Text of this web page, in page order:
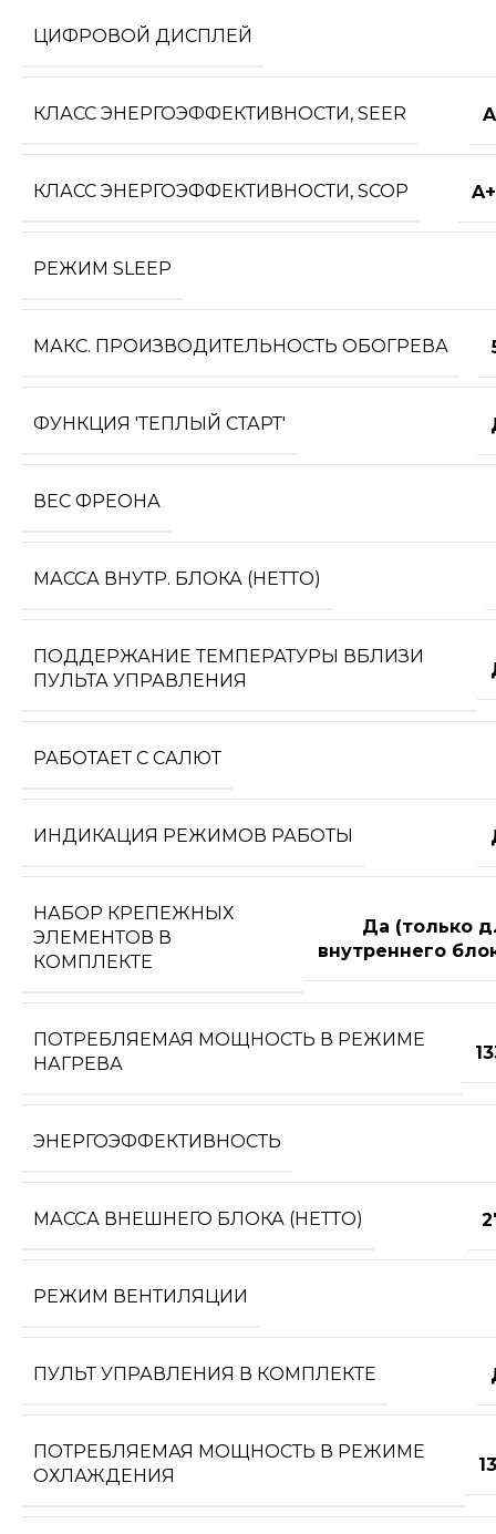
ЦИФРОВОЙ ДИСПЛЕЙ
КЛАСС ЭНЕРГОЭФФЕКТИВНОСТИ, SEER
КЛАСС ЭНЕРГОЭФФЕКТИВНОСТИ, SCOP
РЕЖИМ SLEEP
МАКС. ПРОИЗВОДИТЕЛЬНОСТЬ ОБОГРЕВА
ФУНКЦИЯ 'ТЕПЛЫЙ СТАРТ'
ВЕС ФРЕОНА
МАССА ВНУТР. БЛОКА (НЕТТО)
ПОДДЕРЖАНИЕ ТЕМПЕРАТУРЫ ВБЛИЗИ
ПУЛЬТА УПРАВЛЕНИЯ
РАБОТАЕТ С САЛЮТ
ИНДИКАЦИЯ РЕЖИМОВ РАБОТЫ
НАБОР КРЕПЕЖНЫХ
ЭЛЕМЕНТОВ В
КОМПЛЕКТЕ
Да (только
внутреннего
ПОТРЕБЛЯЕМАЯ МОЩНОСТЬ В РЕЖИМЕ
НАГРЕВА
ЭНЕРГОЭФФЕКТИВНОСТЬ
МАССА ВНЕШНЕГО БЛОКА (НЕТТО)
РЕЖИМ ВЕНТИЛЯЦИИ
ПУЛЬТ УПРАВЛЕНИЯ В КОМПЛЕКТЕ
ПОТРЕБЛЯЕМАЯ МОЩНОСТЬ В РЕЖИМЕ
ОХЛАЖДЕНИЯ